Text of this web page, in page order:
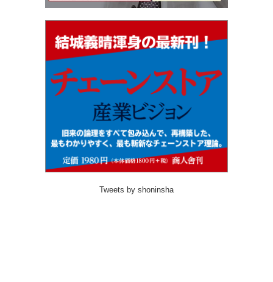
Tweets by shoninsha